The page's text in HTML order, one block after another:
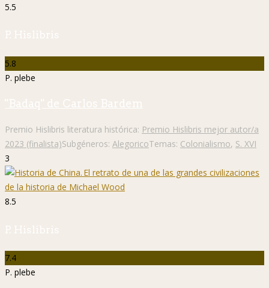
5.5
P. Hislibris
5.8
P. plebe
"Badaq" de Carlos Bardem
Premio Hislibris literatura histórica: Premio Hislibris mejor autor/a
2023 (finalista)Subgéneros: AlegoricoTemas: Colonialismo, S. XVI
3
8.5
P. Hislibris
7.4
P. plebe